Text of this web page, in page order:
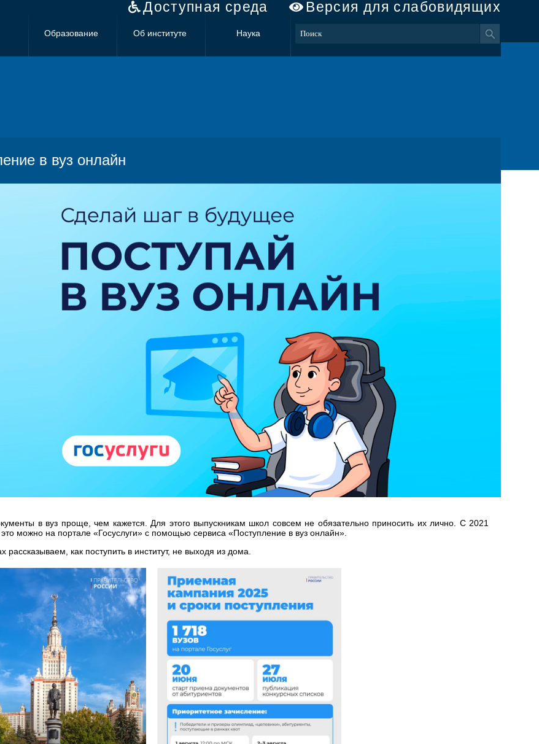
Доступная среда Версия для слабовидящих
Образование Об институте Наука
в вуз онлайн
в вуз проще, чем кажется. Для этого выпускникам школ совсем не обязательно приносить их лично. С 2021
это можно на портале «Госуслуги» с помощью сервиса «Поступление в вуз онлайн».
рассказываем, как поступить в институт, не выходя из дома.